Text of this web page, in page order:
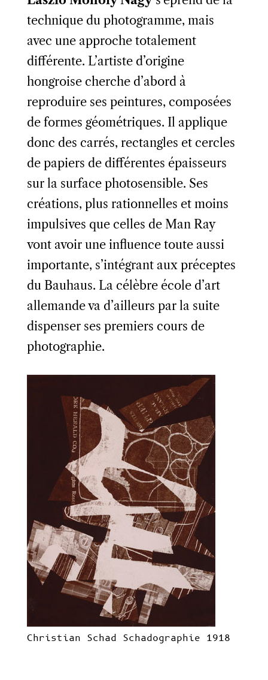
technique du photogramme, mais
avec une approche totalement
différente. L’artiste d’origine
hongroise cherche d’abord à
reproduire ses peintures, composées
de formes géométriques. Il applique
donc des carrés, rectangles et cercles
de papiers de différentes épaisseurs
sur la surface photosensible. Ses
créations, plus rationnelles et moins
impulsives que celles de Man Ray
vont avoir une influence toute aussi
importante, s’intégrant aux préceptes
du Bauhaus. La célèbre école d’art
allemande va d’ailleurs par la suite
dispenser ses premiers cours de
photographie.
Christian Schad Schadographie 1918